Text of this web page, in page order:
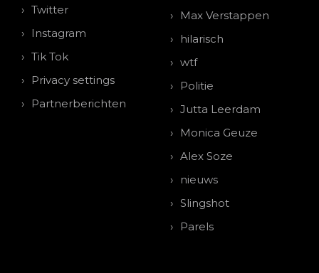
Twitter
Instagram
Tik Tok
Privacy settings
Partnerberichten
Max Verstappen
hilarisch
wtf
Politie
Jutta Leerdam
Monica Geuze
Alex Soze
nieuws
Slingshot
Parels